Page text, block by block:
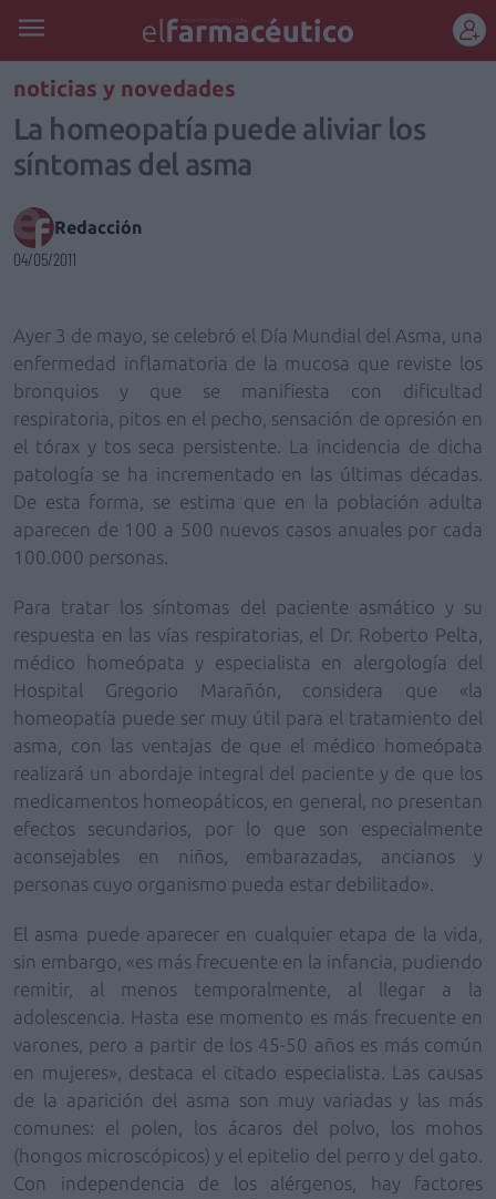
REGÍSTRATE
noticias y novedades
La homeopatía puede aliviar los
síntomas del asma
Redacción
04/05/2011
Ayer 3 de mayo, se celebró el Día Mundial del Asma, una
enfermedad inflamatoria de la mucosa que reviste los
bronquios y que se manifiesta con dificultad
respiratoria, pitos en el pecho, sensación de opresión en
el tórax y tos seca persistente. La incidencia de dicha
patología se ha incrementado en las últimas décadas.
De esta forma, se estima que en la población adulta
aparecen de 100 a 500 nuevos casos anuales por cada
100.000 personas.
Para tratar los síntomas del paciente asmático y su
respuesta en las vías respiratorias, el Dr. Roberto Pelta,
médico homeópata y especialista en alergología del
Hospital Gregorio Marañón, considera que «la
homeopatía puede ser muy útil para el tratamiento del
asma, con las ventajas de que el médico homeópata
realizará un abordaje integral del paciente y de que los
medicamentos homeopáticos, en general, no presentan
efectos secundarios, por lo que son especialmente
aconsejables en niños, embarazadas, ancianos y
personas cuyo organismo pueda estar debilitado».
El asma puede aparecer en cualquier etapa de la vida,
sin embargo, «es más frecuente en la infancia, pudiendo
remitir, al menos temporalmente, al llegar a la
adolescencia. Hasta ese momento es más frecuente en
varones, pero a partir de los 45-50 años es más común
en mujeres», destaca el citado especialista. Las causas
de la aparición del asma son muy variadas y las más
comunes: el polen, los ácaros del polvo, los mohos
(hongos microscópicos) y el epitelio del perro y del gato
Con independencia de los alérgenos,
hay factores